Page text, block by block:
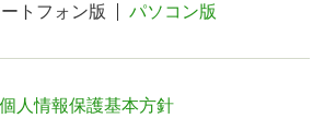
トフォン版 パソコン版
個人情報保護基本方針